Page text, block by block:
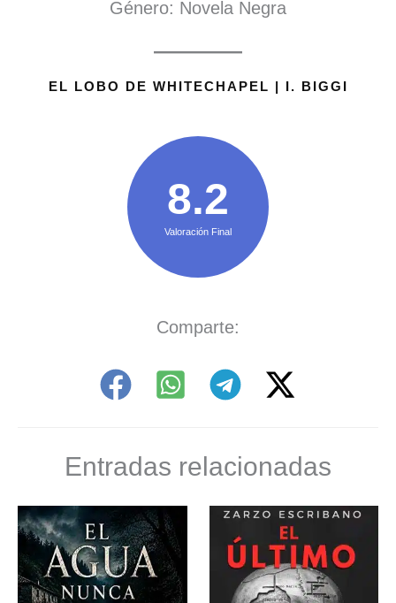
Género: Novela Negra
EL LOBO DE WHITECHAPEL | I. BIGGI
8.2
Valoración Final
Comparte:
Entradas relacionadas